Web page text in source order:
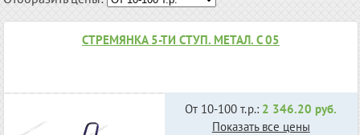
СТРЕМЯНКА 5-ТИ СТУП. МЕТАЛ. С 05
От 10-100 т.р.: 2 346.20 руб.
Показать все цены